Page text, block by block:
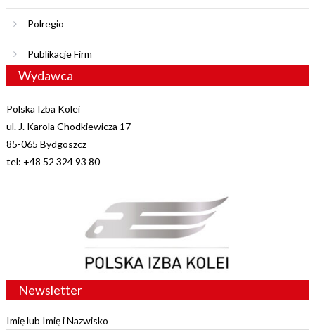
Polregio
Publikacje Firm
Wydawca
Polska Izba Kolei
ul. J. Karola Chodkiewicza 17
85-065 Bydgoszcz
tel: +48 52 324 93 80
Newsletter
Imię lub Imię i Nazwisko